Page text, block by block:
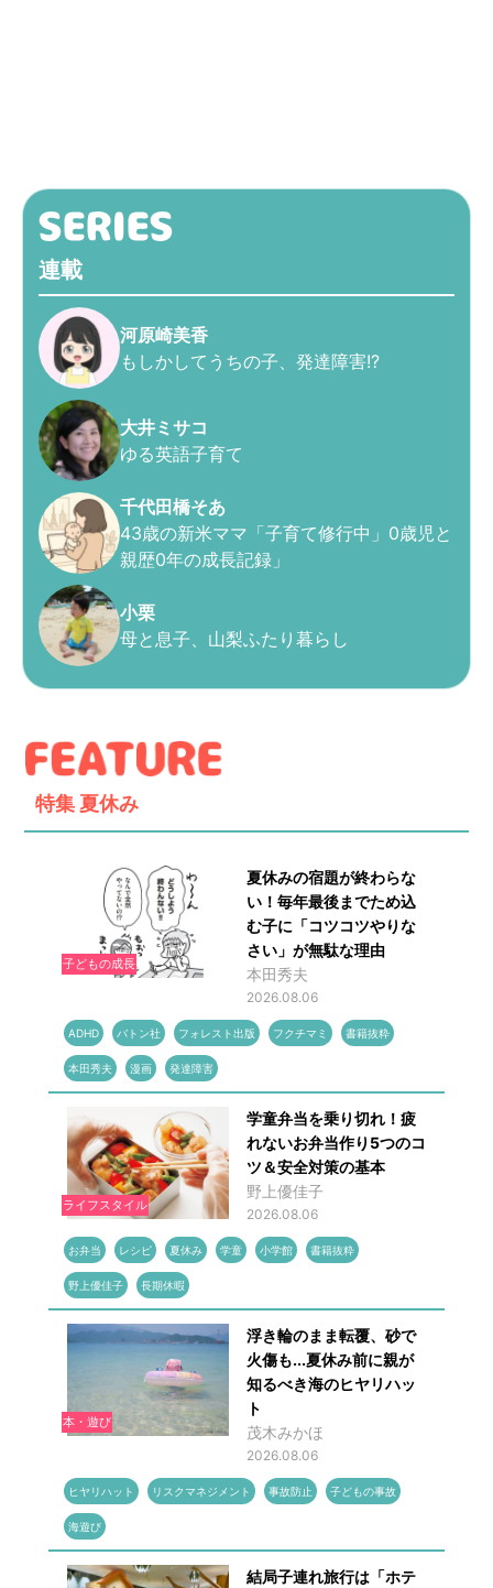
連載
河原崎美香
もしかしてうちの子、発達障害!?
大井ミサコ
ゆる英語子育て
千代田橋そあ
43歳の新米ママ「子育て修行中」0歳児と
親歴0年の成長記録」
小栗
母と息子、山梨ふたり暮らし
特集 夏休み
子どもの成長
夏休みの宿題が終わらな
い！毎年最後までため込
む子に「コツコツやりな
さい」が無駄な理由
本田秀夫
2026.08.06
ADHD バトン社 フォレスト出版 フクチマミ 書籍抜粋
本田秀夫 漫画 発達障害
ライフスタイル
学童弁当を乗り切れ！疲
れないお弁当作り5つのコ
ツ＆安全対策の基本
野上優佳子
2026.08.06
お弁当 レシピ 夏休み 学童 小学館 書籍抜粋
野上優佳子 長期休暇
本・遊び
浮き輪のまま転覆、砂で
火傷も...夏休み前に親が
知るべき海のヒヤリハッ
ト
茂木みかほ
2026.08.06
ヒヤリハット リスクマネジメント 事故防止 子どもの事故
海遊び
結局子連れ旅行は「ホテ